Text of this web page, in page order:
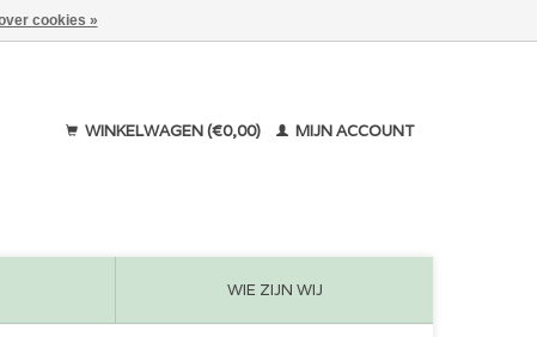
WINKELWAGEN (€0,00) MIJN ACCOUNT
WIE ZIJN WIJ
cookies »